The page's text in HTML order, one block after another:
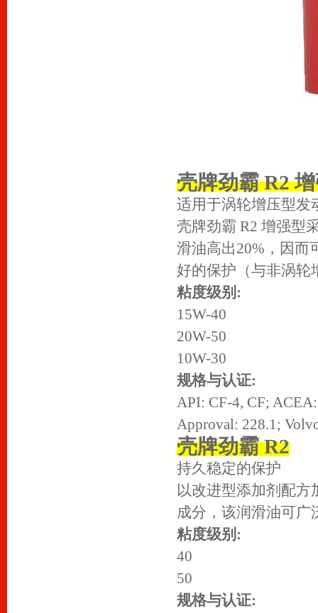
壳牌劲霸 R2
适用于涡轮增压型发
壳牌劲霸 R2 增强型
滑油高出20%，因而
好的保护（与非涡轮
粘度级别:
15W-40
20W-50
10W-30
规格与认证:
API: CF-4, CF;
Approval: 228.1;
壳牌劲霸 R2
持久稳定的保护
以改进型添加剂配方
成分，该润滑油可广
粘度级别:
40
50
规格与认证: